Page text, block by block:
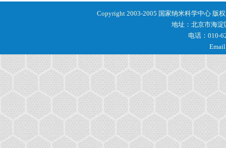
Copyright 2003-2005 国家纳米科学中心 版
地址：北京市海
电话：010-
Email